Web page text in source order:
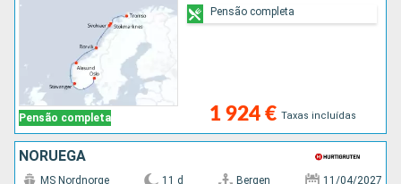
Pensão completa 1 924 € Taxas incluídas
Pensão completa
NORUEGA
MS Nordnorge 11 d Bergen 11/04/2027